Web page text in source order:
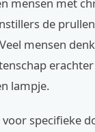
de
mensen
lampje.
specifieke